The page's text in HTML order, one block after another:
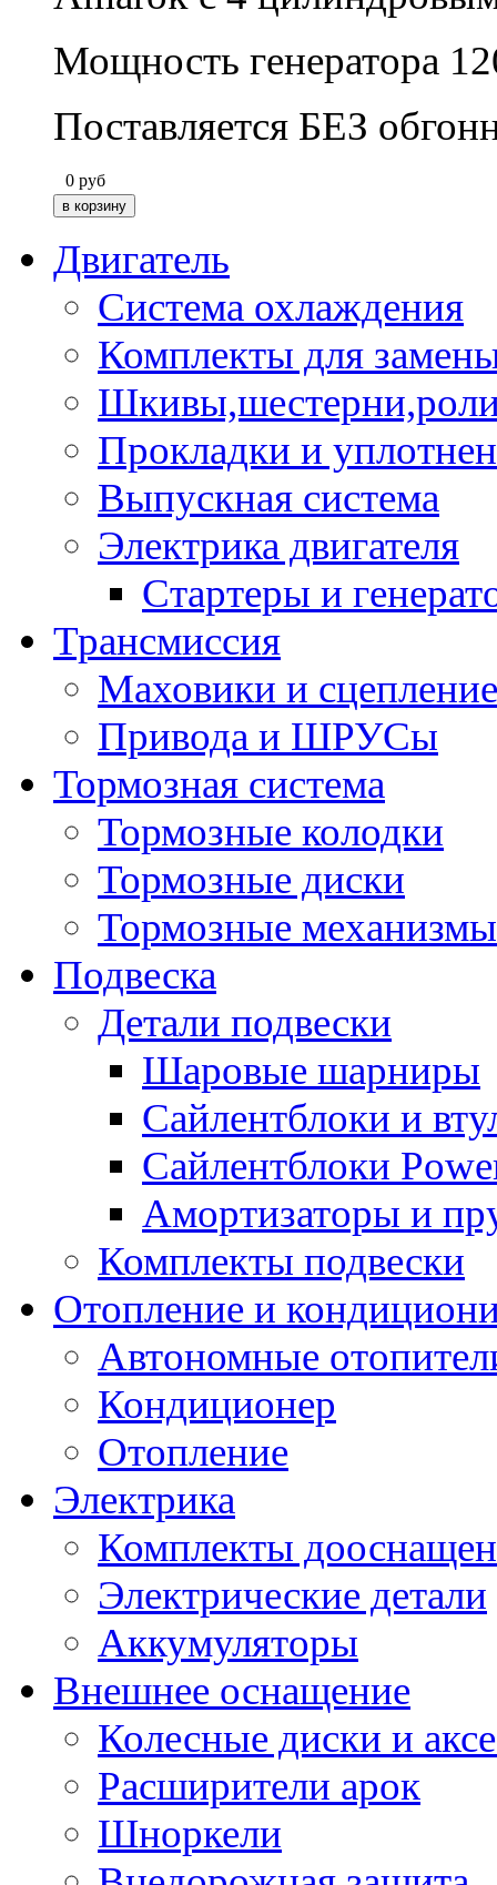
Мощность генератора
Поставляется БЕЗ
0 руб
Двигатель
Система охлаждения
Комплекты для
Прокладки и
Выпускная система
Электрика двигателя
Стартеры и
Трансмиссия
Маховики и сцепление
Привода и ШРУСы
Тормозная система
Тормозные колодки
Тормозные диски
Тормозные механизмы
Подвеска
Детали подвески
Шаровые шарниры
Сайлентблоки и
Сайлентблоки
Амортизаторы и
Комплекты подвески
Отопление и
Автономные
Кондиционер
Отопление
Электрика
Комплекты
Электрические детали
Аккумуляторы
Внешнее оснащение
Колесные диски и
Расширители арок
Шноркели